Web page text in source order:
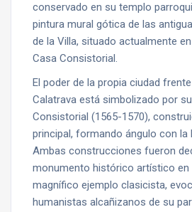
conservado en su templo
pintura mural gótica de las
de la Villa, situado actualmente
Casa Consistorial.
El poder de la propia ciudad
Calatrava está simbolizado por
Consistorial (1565-1570),
principal, formando ángulo con la
Ambas construcciones fueron
monumento histórico artístico en
magnífico ejemplo clasicista,
humanistas alcañizanos de su